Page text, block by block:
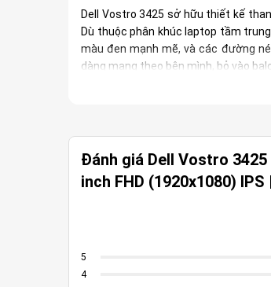
Dell Vostro 3425 sở hữu thiết kế
Dù thuộc phân khúc laptop tầm
màu đen mạnh mẽ, và các đường
dàng mang theo bên mình, bỏ vào
gập mở mà không lo flex hay sự cố
Dell Vostro 3425 thực sự là lựa chọn
Cấu hình mạnh
Dell Vostro 3425 được trang bị cấu
đa dạng của người dùng. Với bộ vi
Đánh giá Dell Vostro 3425
inch FHD (1920x1080)
5
4